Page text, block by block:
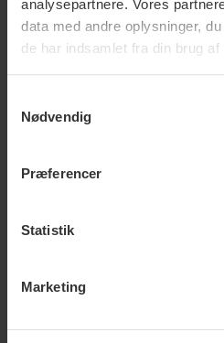
analysepartnere. Vores
data med andre oplysninger,
de har indsamlet fra din brug af
Nødvendig
Præferencer
Statistik
Marketing
opfylde hverdagens behov i alle
om vores sortiment her.
Hvad du skal overveje, ved valg